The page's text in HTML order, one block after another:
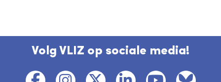
Volg VLIZ op sociale media!